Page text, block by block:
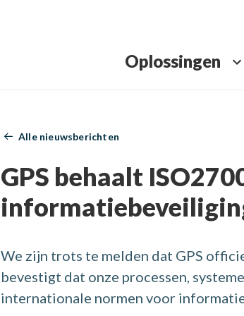
Oplossingen
Registreer en verwerk de uren snel en
Personeelsplanning
Plan efficiënt, met altijd de juiste
Verhoog de output en verminder fouten
Voeding
Realtime inzicht in aanwezigheden en
Alle nieuwsberichten
GPS behaalt
We zijn trots te melden dat GPS
bevestigt dat onze processen,
internationale normen voor